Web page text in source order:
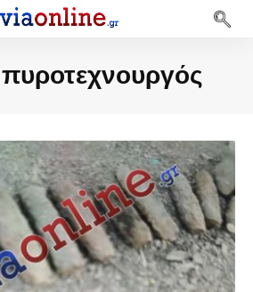
πυροτεχνουργός